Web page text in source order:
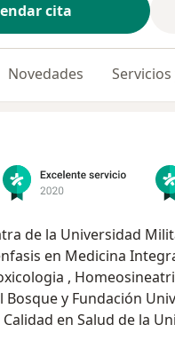
cita
Novedades
Clínica, Medicina
,
de la Salud además
del Rosario.